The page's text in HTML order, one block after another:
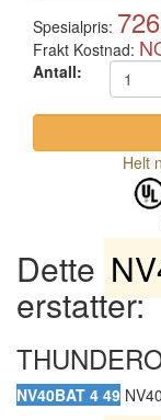
Spesialpris:
Frakt Kostnad:
Antall:
Helt
Dette
erstatter:
NV40BAT 4 49